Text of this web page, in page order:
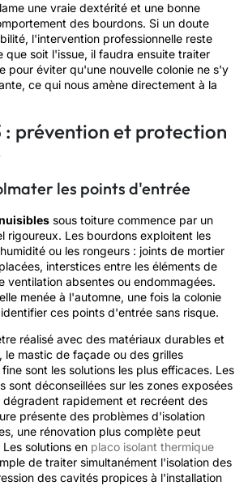
une vraie dextérité et une bonne
des bourdons. Si un doute
l'intervention professionnelle reste
que soit l'issue, il faudra ensuite traiter
pour éviter qu'une nouvelle colonie ne s'y
ce qui nous amène directement à la
: prévention et protection
les points d'entrée
sous toiture commence par un
rigoureux. Les bourdons exploitent les
ou les rongeurs : joints de mortier
interstices entre les éléments de
ventilation absentes ou endommagées.
menée à l'automne, une fois la colonie
ces points d'entrée sans risque.
réalisé avec des matériaux durables et
le mastic de façade ou des grilles
sont les solutions les plus efficaces. Les
sont déconseillées sur les zones exposées
dégradent rapidement et recréent des
présente des problèmes d'isolation
une rénovation plus complète peut
solutions en placo isolant thermique
de traiter simultanément l'isolation des
des cavités propices à l'installation